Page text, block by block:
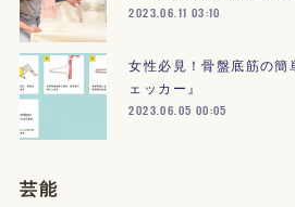
2023.06.11 03:10
女性必見！骨盤底筋の
ェッカー』
2023.06.05 00:05
芸能